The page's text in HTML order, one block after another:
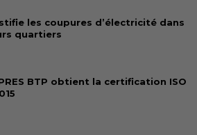
les coupures d’électricité dans
quartiers
BTP obtient la certification ISO